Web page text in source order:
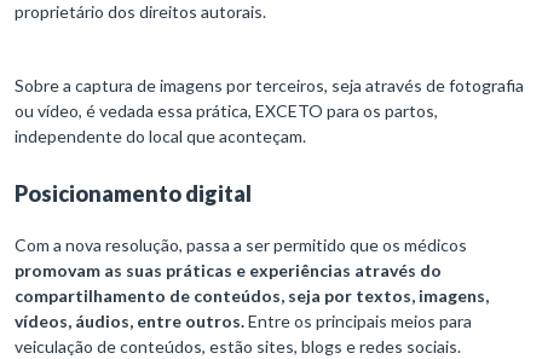
proprietário dos direitos autorais.
Sobre a captura de imagens por terceiros, seja através de fotografia
ou vídeo, é vedada essa prática, EXCETO para os partos,
independente do local que aconteçam.
Posicionamento digital
Com a nova resolução, passa a ser permitido que os médicos
promovam as suas práticas e experiências através do
compartilhamento de conteúdos, seja por textos, imagens,
vídeos, áudios, entre outros.Entre os principais meios para
veiculação de conteúdos, estão sites, blogs e redes sociais.